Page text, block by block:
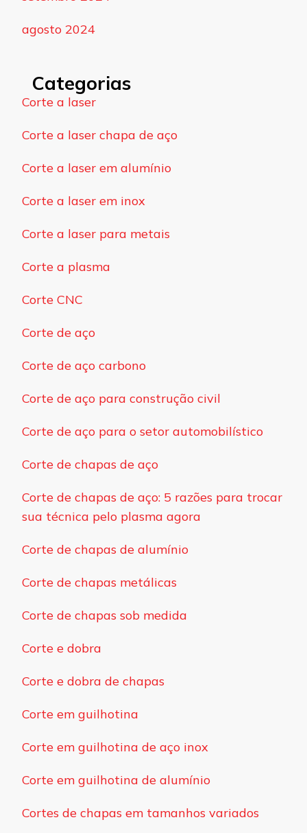
agosto 2024
Categorias
Corte a laser
Corte a laser chapa de aço
Corte a laser em alumínio
Corte a laser em inox
Corte a laser para metais
Corte a plasma
Corte CNC
Corte de aço
Corte de aço carbono
Corte de aço para construção civil
Corte de aço para o setor automobilístico
Corte de chapas de aço
Corte de chapas de aço: 5 razões para trocar
sua técnica pelo plasma agora
Corte de chapas de alumínio
Corte de chapas metálicas
Corte de chapas sob medida
Corte e dobra
Corte e dobra de chapas
Corte em guilhotina
Corte em guilhotina de aço inox
Corte em guilhotina de alumínio
Cortes de chapas em tamanhos variados